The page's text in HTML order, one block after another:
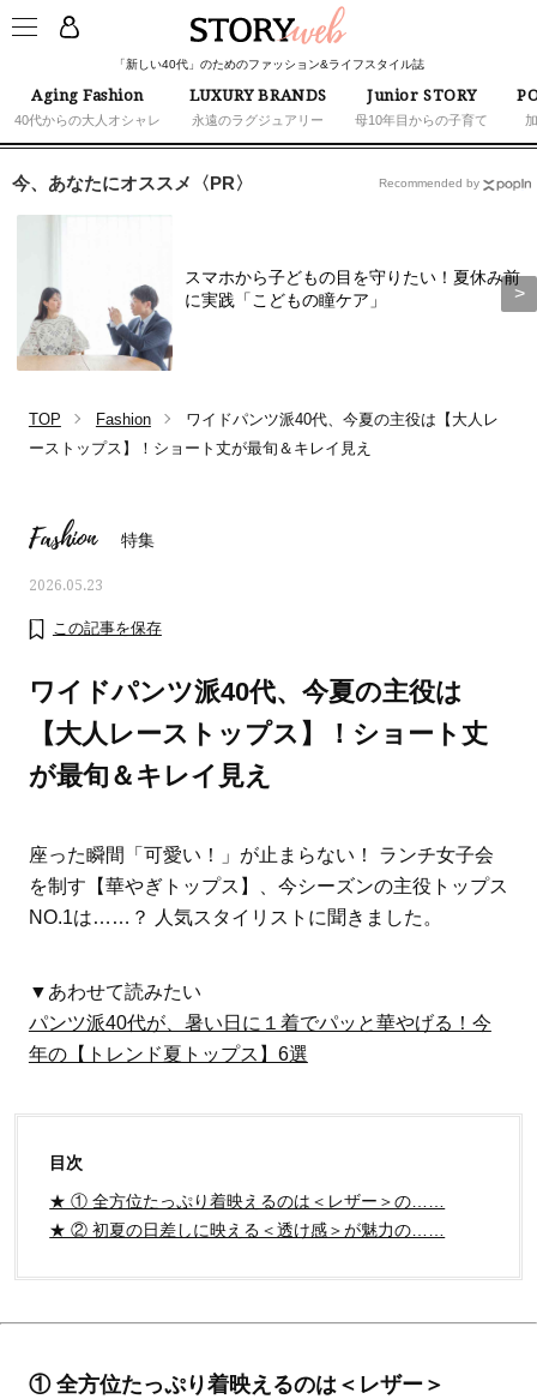
「新しい40代」のためのファッション&ライフスタイル誌
Aging Fashion
40代からの大人オシャレ
LUXURY BRANDS
永遠のラグジュアリー
Junior STORY
母10年目からの子育て
今、あなたにオススメ〈PR〉
スマホから子どもの目を守りたい！夏休み前
に実践「こどもの瞳ケア」
Recommended by
TOP Fashion
ワイドパンツ派40代、今夏の主役は【大人レ
ーストップス】！ショート丈が最旬＆キレイ見え
Fashion 特集
2026.05.23
この記事を保存
ワイドパンツ派40代、今夏の主役は
【大人レーストップス】！ショート丈
が最旬＆キレイ見え
座った瞬間「可愛い！」が止まらない！ ランチ女子会
を制す【華やぎトップス】、今シーズンの主役トップス
NO.1は……？ 人気スタイリストに聞きました。
▼あわせて読みたい
パンツ派40代が、暑い日に１着でパッと華やげる！今
年の【トレンド夏トップス】6選
目次
★ ① 全方位たっぷり着映えるのは＜レザー＞の……
★ ② 初夏の日差しに映える＜透け感＞が魅力の……
① 全方位たっぷり着映えるのは＜レザー＞